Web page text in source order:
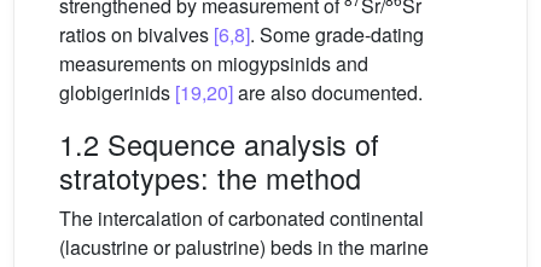
ratios on bivalves [6,8]. Some grade-dating
measurements on miogypsinids and
globigerinids [19,20]are also documented.
1.2 Sequence analysis of
stratotypes: the method
The intercalation of carbonated continental
(lacustrine or palustrine) beds in the marine